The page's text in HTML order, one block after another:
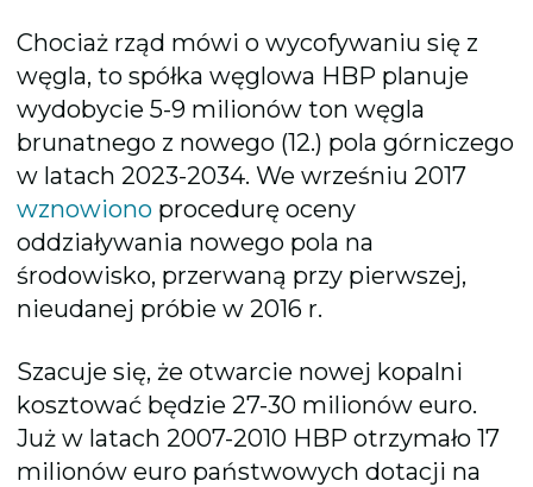
Chociaż rząd mówi o wycofywaniu się z
węgla, to spółka węglowa HBP planuje
wydobycie 5-9 milionów ton węgla
brunatnego z nowego (12.) pola górniczego
w latach 2023-2034. We wrześniu 2017
wznowiono procedurę oceny
oddziaływania nowego pola na
środowisko, przerwaną przy pierwszej,
nieudanej próbie w 2016 r.
Szacuje się, że otwarcie nowej kopalni
kosztować będzie 27-30 milionów euro.
Już w latach 2007-2010 HBP otrzymało 17
milionów euro państwowych dotacji na